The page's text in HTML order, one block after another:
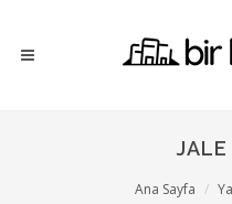
JALE
Ana Sayfa